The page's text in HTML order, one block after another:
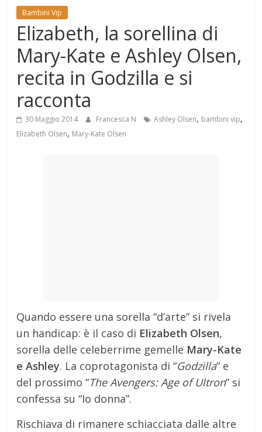
Mondo
Bambini Vip
Elizabeth, la sorellina di
Mary-Kate e Ashley Olsen,
recita in Godzilla e si
racconta
30 Maggio 2014 Francesca N Ashley Olsen, bambini vip,
Elizabeth Olsen, Mary-Kate Olsen
Quando essere una sorella “d’arte” si rivela
un handicap: è il caso di Elizabeth Olsen,
sorella delle celeberrime gemelle Mary-Kate
e Ashley. La coprotagonista di “Godzilla” e
del prossimo “The Avengers: Age of Ultron” si
confessa su “Io donna”.
Rischiava di rimanere schiacciata dalle altre